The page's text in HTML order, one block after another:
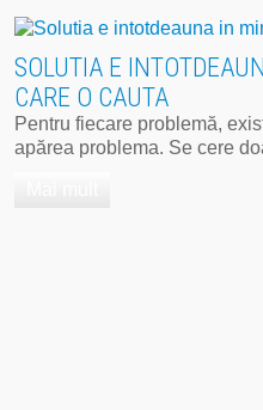
SOLUTIA E
CARE O CAUTA
Pentru fiecare problemă,
apărea ‪problema‬. Se cere